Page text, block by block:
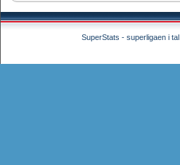
SuperStats - superligaen i tal